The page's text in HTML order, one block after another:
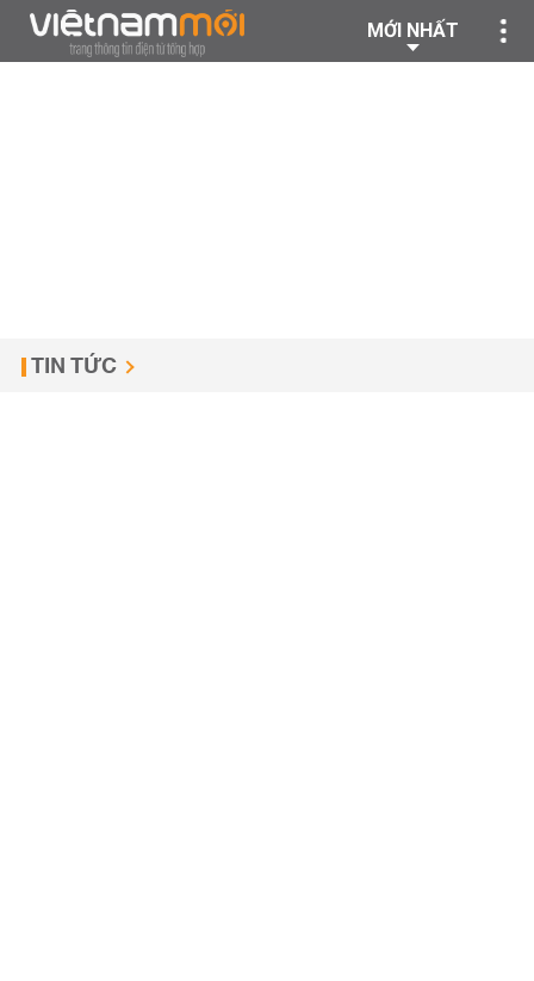
MỚI NHẤT
TIN TỨC